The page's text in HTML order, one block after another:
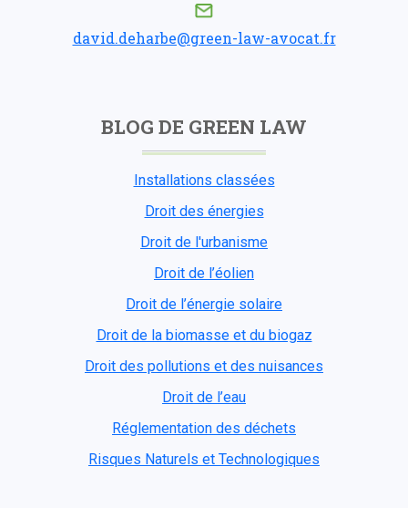
david.deharbe@green-law-avocat.fr
BLOG DE GREEN LAW
Installations classées
Droit des énergies
Droit de l'urbanisme
Droit de l’éolien
Droit de l’énergie solaire
Droit de la biomasse et du biogaz
Droit des pollutions et des nuisances
Droit de l’eau
Réglementation des déchets
Risques Naturels et Technologiques